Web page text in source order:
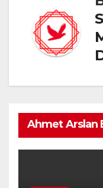
Ahmet Arslan